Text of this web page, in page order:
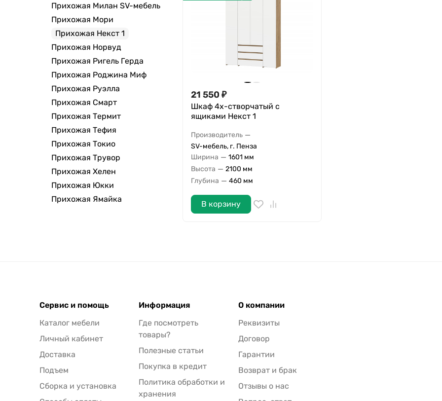
Прихожая Милан SV-мебель
Прихожая Мори
Прихожая Некст 1
Прихожая Норвуд
Прихожая Ригель Герда
Прихожая Роджина Миф
Прихожая Руэлла
Прихожая Смарт
Прихожая Термит
Прихожая Тефия
Прихожая Токио
Прихожая Трувор
Прихожая Хелен
Прихожая Юкки
Прихожая Ямайка
21 550 ₽
Шкаф 4х-створчатый с
ящиками Некст 1
Производитель —
SV-мебель, г. Пенза
Ширина — 1601 мм
Высота — 2100 мм
Глубина — 460 мм
В корзину
Сервис и помощь
Каталог мебели
Личный кабинет
Доставка
Подъем
Сборка и установка
Информация
Где посмотреть
товары?
Полезные статьи
Покупка в кредит
Политика обработки и
хранения
О компании
Реквизиты
Договор
Гарантии
Возврат и брак
Отзывы о нас